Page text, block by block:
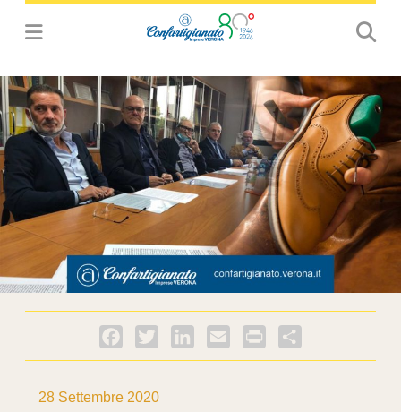
Facebook
Twitter LinkedInEmail PrintFriendly
28 Settembre 2020